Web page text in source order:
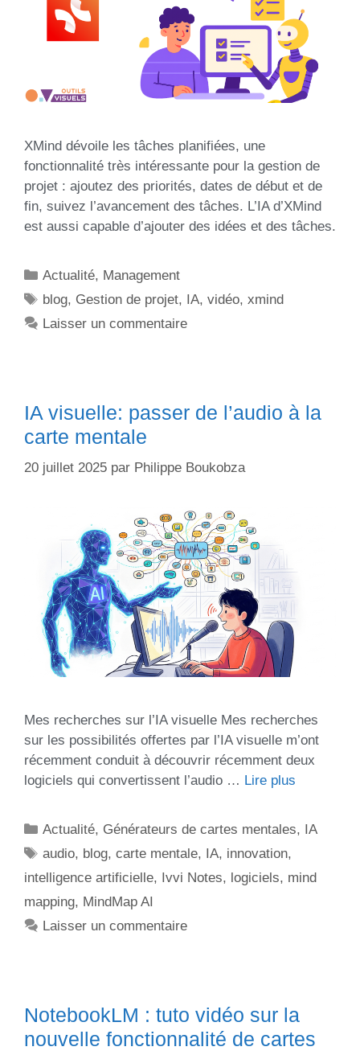
XMind dévoile les tâches planifiées, une
fonctionnalité très intéressante pour la gestion de
projet : ajoutez des priorités, dates de début et de
fin, suivez l’avancement des tâches. L’IA d’XMind
est aussi capable d’ajouter des idées et des tâches.
Actualité, Management
blog, Gestion de projet, IA,vidéo,xmind
Laisser un commentaire
IA visuelle: passer de l’audio à la
carte mentale
20 juillet 2025 par Philippe Boukobza
Mes recherches sur l’IA visuelle Mes recherches
sur les possibilités offertes par l’IA visuelle m’ont
récemment conduit à découvrir récemment deux
logiciels qui convertissent l’audio … Lire plus
Actualité, Générateurs de cartes mentales, IA
audio, blog,carte mentale, IA, innovation,
intelligence artificielle, Ivvi Notes, logiciels, mind
mapping, MindMap AI
Laisser un commentaire
NotebookLM : tuto vidéo sur la
nouvelle fonctionnalité de cartes